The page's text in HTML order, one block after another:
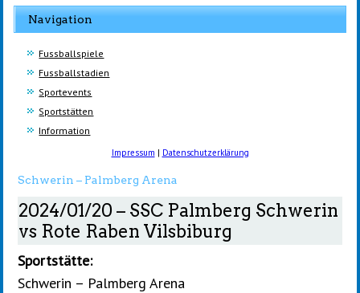
Navigation
Fussballspiele
Fussballstadien
Sportevents
Sportstätten
Information
Impressum | Datenschutzerklärung
Schwerin – Palmberg Arena
2024/01/20 – SSC Palmberg Schwerin
vs Rote Raben Vilsbiburg
Sportstätte:
Schwerin – Palmberg Arena